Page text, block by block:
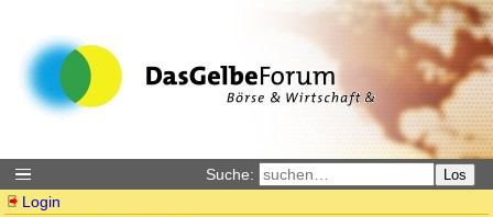
Suche: Los
Login